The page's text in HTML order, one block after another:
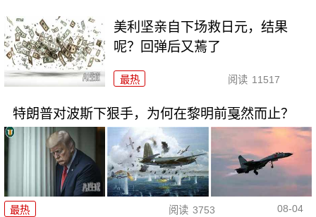
美利坚亲自下场救日元，结果
呢？回弹后又蔫了
最热 阅读 11517
特朗普对波斯下狠手，为何在黎明前戛然而止？
最热 阅读 3753 08-04